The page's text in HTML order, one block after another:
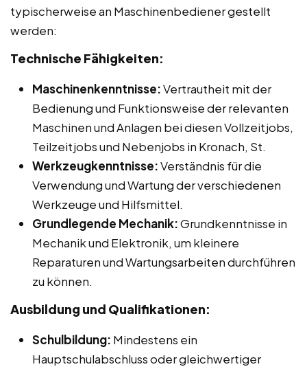
typischerweise an Maschinenbediener gestellt
werden:
Technische Fähigkeiten:
Maschinenkenntnisse:Vertrautheit mit der
Bedienung und Funktionsweise der relevanten
Maschinen und Anlagen bei diesen Vollzeitjobs,
Teilzeitjobs und Nebenjobs in Kronach, St.
Werkzeugkenntnisse:Verständnis für die
Verwendung und Wartung der verschiedenen
Werkzeuge und Hilfsmittel.
Grundlegende Mechanik:Grundkenntnisse in
Mechanik und Elektronik, um kleinere
Reparaturen und Wartungsarbeiten durchführen
zu können.
Ausbildung und Qualifikationen:
Schulbildung: Mindestens ein
Hauptschulabschluss oder gleichwertiger